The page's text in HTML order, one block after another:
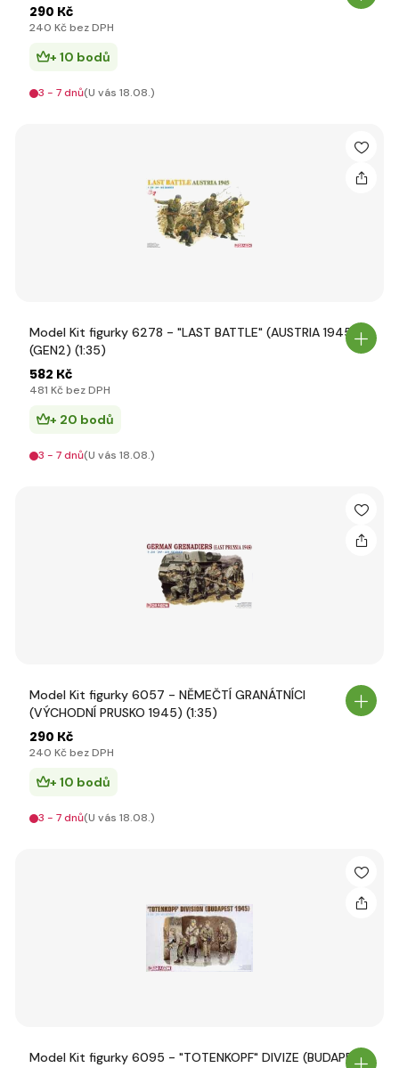
290 Kč
240 Kč bez DPH
+ 10 bodů
3 - 7 dnů(U vás 18.08.)
Model Kit figurky 6278 - "LAST BATTLE" (AUSTRIA 1945)
(GEN2) (1:35)
582 Kč
481 Kč bez DPH
+ 20 bodů
3 - 7 dnů(U vás 18.08.)
Model Kit figurky 6057 - NĚMEČTÍ GRANÁTNÍCI
(VÝCHODNÍ PRUSKO 1945) (1:35)
290 Kč
240 Kč bez DPH
+ 10 bodů
3 - 7 dnů(U vás 18.08.)
Model Kit figurky 6095 - "TOTENKOPF" DIVIZE (BUDAPEŠŤ